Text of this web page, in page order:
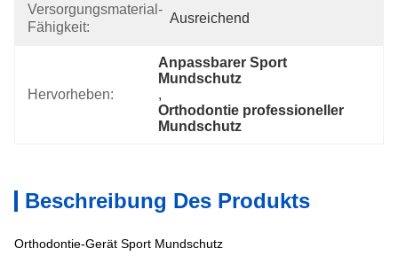
Versorgungsmaterial-
Fähigkeit:
Ausreichend
Hervorheben:
Anpassbarer Sport
Mundschutz
,
Orthodontie professioneller
Mundschutz
Beschreibung Des Produkts
Orthodontie-Gerät Sport Mundschutz